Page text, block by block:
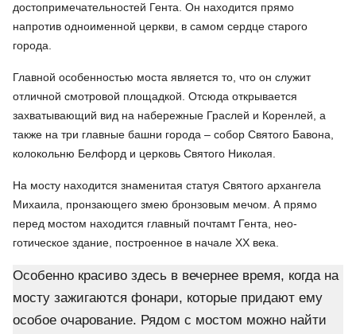
достопримечательностей Гента. Он находится прямо
напротив одноименной церкви, в самом сердце старого
города.
Главной особенностью моста является то, что он служит
отличной смотровой площадкой. Отсюда открывается
захватывающий вид на набережные Граслей и Коренлей, а
также на три главные башни города – собор Святого Бавона,
колокольню Белфорд и церковь Святого Николая.
На мосту находится знаменитая статуя Святого архангела
Михаила, пронзающего змею бронзовым мечом. А прямо
перед мостом находится главный почтамт Гента, нео-
готическое здание, построенное в начале ХХ века.
Особенно красиво здесь в вечернее время, когда на
мосту зажигаются фонари, которые придают ему
особое очарование. Рядом с мостом можно найти